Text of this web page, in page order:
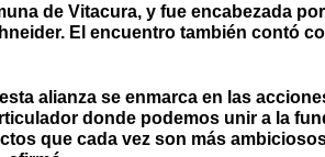
de Vitacura, y fue encabezada
El encuentro también contó
alianza se enmarca en las
donde podemos unir a la
que cada vez son más